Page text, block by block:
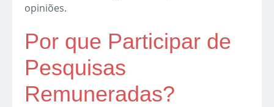
opiniões.
Por que Participar de
Pesquisas
Remuneradas?